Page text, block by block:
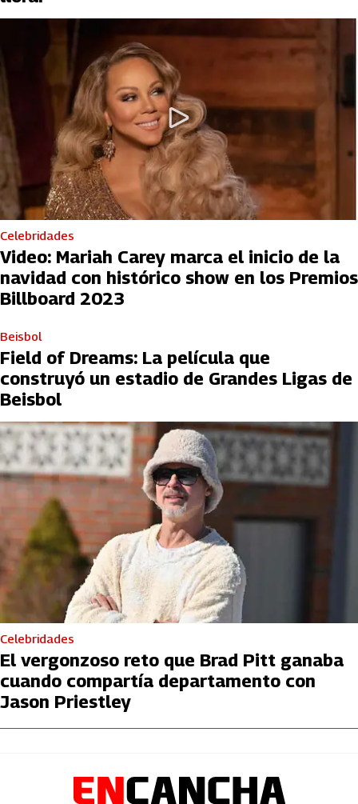
Celebridades
Video: Mariah Carey marca el inicio de la
navidad con histórico show en los Premios
Billboard 2023
Beisbol
Field of Dreams: La película que
construyó un estadio de Grandes Ligas de
Beisbol
Celebridades
El vergonzoso reto que Brad Pitt ganaba
cuando compartía departamento con
Jason Priestley